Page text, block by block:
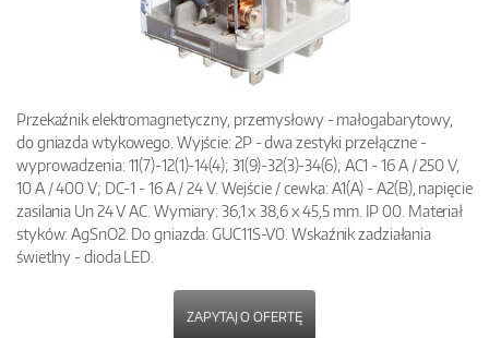
Przekaźnik elektromagnetyczny, przemysłowy - małogabarytowy,
do gniazda wtykowego. Wyjście: 2P - dwa zestyki przełączne -
wyprowadzenia: 11(7)-12(1)-14(4); 31(9)-32(3)-34(6); AC1 - 16 A / 250 V,
10 A / 400 V; DC-1 - 16 A / 24 V. Wejście / cewka: A1(A) - A2(B), napięcie
zasilania Un 24 V AC. Wymiary: 36,1 x 38,6 x 45,5 mm. IP 00. Materiał
styków: AgSnO2. Do gniazda: GUC11S-V0. Wskaźnik zadziałania
świetlny - dioda LED.
ZAPYTAJ O OFERTĘ